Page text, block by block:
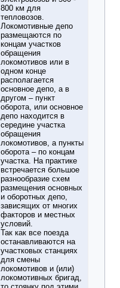
800 км для
тепловозов.
Локомотивные депо
размещаются по
концам участков
обращения
локомотивов или в
одном конце
располагается
основное депо, а в
другом – пункт
оборота, или основное
депо находится в
середине участка
обращения
локомотивов, а пункты
оборота – по концам
участка. На практике
встречается большое
разнообразие схем
размещения основных
и оборотных депо,
зависящих от многих
факторов и местных
условий.
Так как все поезда
останавливаются на
участковых станциях
для смены
локомотивов и (или)
локомотивных бригад,